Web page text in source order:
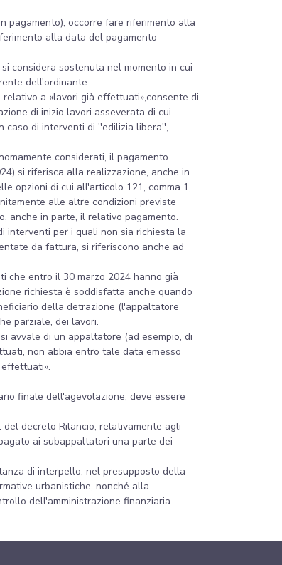
pagamento), occorre fare riferimento alla
alla data del pagamento
considera sostenuta nel momento in cui
dell'ordinante.
a «lavori già effettuati»,consente di
di inizio lavori asseverata di cui
caso di interventi di ''edilizia libera'',
considerati, il pagamento
si riferisca alla realizzazione, anche in
opzioni di cui all'articolo 121, comma 1,
alle altre condizioni previste
anche in parte, il relativo pagamento.
interventi per i quali non sia richiesta la
da fattura, si riferiscono anche ad
che entro il 30 marzo 2024 hanno già
richiesta è soddisfatta anche quando
della detrazione (l'appaltatore
parziale, dei lavori.
avvale di un appaltatore (ad esempio, di
non abbia entro tale data emesso
finale dell'agevolazione, deve essere
decreto Rilancio, relativamente agli
ai subappaltatori una parte dei
di interpello, nel presupposto della
urbanistiche, nonché alla
dell'amministrazione finanziaria.